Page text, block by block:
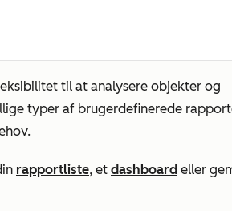
til at analysere objekter og
typer af brugerdefinerede
rapportliste, et dashboard eller